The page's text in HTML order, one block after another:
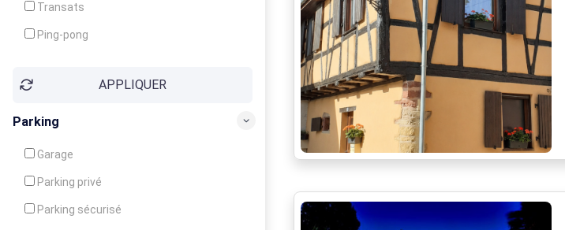
Transats
Ping-pong
Jeux d'enfantsAPPLIQUER
Parking
Garage
Parking privé
Parking sécurisé